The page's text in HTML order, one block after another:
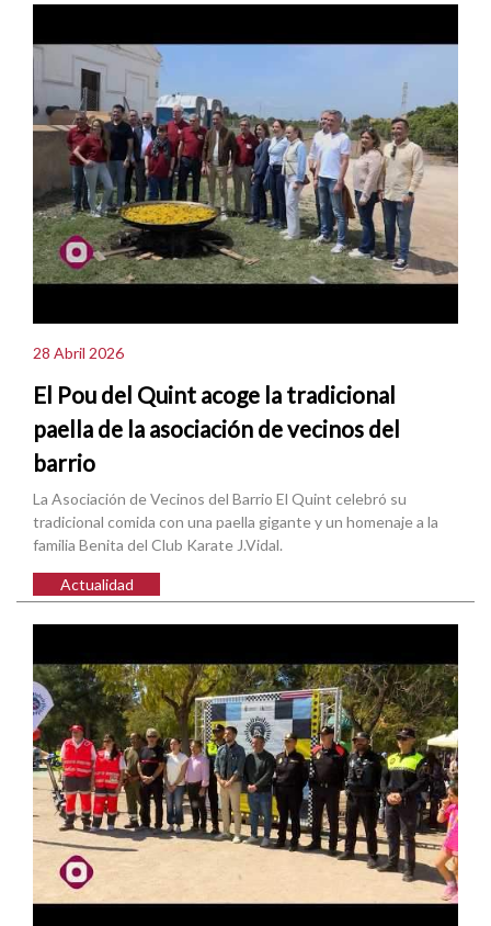
28 Abril 2026
El Pou del Quint acoge la tradicional
paella de la asociación de vecinos del
barrio
La Asociación de Vecinos del Barrio El Quint celebró su
tradicional comida con una paella gigante y un homenaje a la
familia Benita del Club Karate J.Vidal.
Actualidad